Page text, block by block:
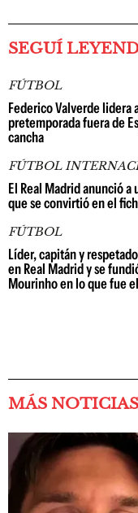
SEGUÍ
FÚTBOL
Federico Valverde lidera
pretemporada fuera de
cancha
FÚTBOL
El Real Madrid anunció
que se convirtió en el
FÚTBOL
Líder, capitán y
en Real Madrid y se
Mourinho en lo que fue
MÁS